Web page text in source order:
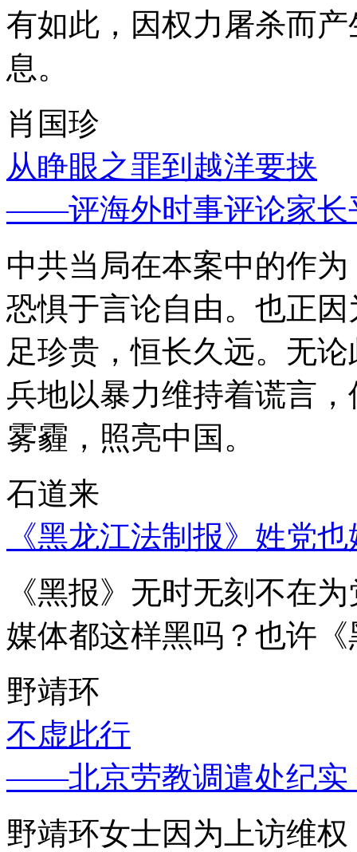
有如此，因权力屠杀而
息。
肖国珍
从睁眼之罪到越洋要挟
——评海外时事评论家长
中共当局在本案中的作
恐惧于言论自由。也正
足珍贵，恒长久远。无
兵地以暴力维持着谎言
雾霾，照亮中国。
石道来
《黑龙江法制报》姓党
《黑报》无时无刻不在
媒体都这样黑吗？也许
野靖环
不虚此行
——北京劳教调遣处纪实
野靖环女士因为上访维